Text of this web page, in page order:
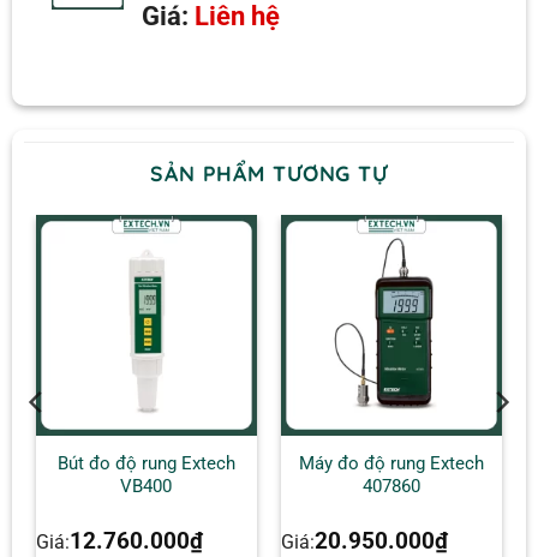
Giá: Liên hệ
SẢN PHẨM TƯƠNG TỰ
Bút đo độ rung Extech
VB400
Giá:12.760.000₫
Máy đo độ rung Extech
407860
Giá:20.950.000₫